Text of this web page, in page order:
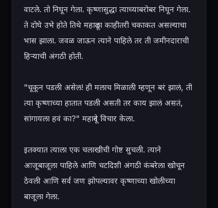
वाटले. तो निघून गेला. कृष्णासुद्धा त्याच्याबरोबर निघून गेला.
ते दोघे उभे होते तिथे महादूला काहीतरी चकाकत असल्याचा
भास झाला. जवळ जाऊन त्याने पाहिले तर ती जमीनदाराची
हिऱ्याची अंगठी होती.
"चूकून पडली असेल! ही मलाच मिळाली म्हणून बरं झालं, ती
त्या कृष्णाच्या हातात पडली असती तर काय झालं असतं,
सांगायला हवं का?" महादूने विचार केला.
इतक्यात त्याला एक चलाखीची गोष्ट सुचली. त्याने
आजूबाजूला पाहिले आणि चटदिशी अंगठी कंबरेला खोचून
ठेवली आणि सर्व जण झोपल्यावर कृष्णाच्या खोलीच्या
बाजूला गेला.